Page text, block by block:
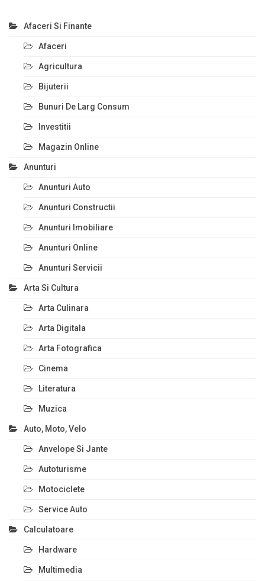
Afaceri Si Finante
Afaceri
Agricultura
Bijuterii
Bunuri De Larg Consum
Investitii
Magazin Online
Anunturi
Anunturi Auto
Anunturi Constructii
Anunturi Imobiliare
Anunturi Online
Anunturi Servicii
Arta Si Cultura
Arta Culinara
Arta Digitala
Arta Fotografica
Cinema
Literatura
Muzica
Auto, Moto, Velo
Anvelope Si Jante
Autoturisme
Motociclete
Service Auto
Calculatoare
Hardware
Multimedia